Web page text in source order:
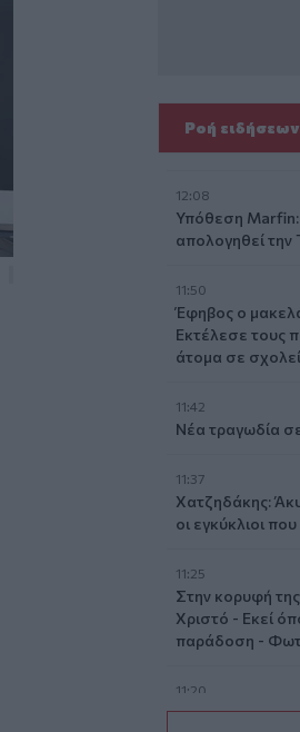
Ροή ειδήσεων
12:08
Υπόθεση Marfin:
απολογηθεί την
11:50
Έφηβος ο
Εκτέλεσε τους
άτομα σε
11:42
Νέα τραγωδία
11:37
Χατζηδάκης:
οι εγκύκλιοι
11:25
Στην κορυφή
Χριστό - Εκεί
παράδοση -
11:20
Στην